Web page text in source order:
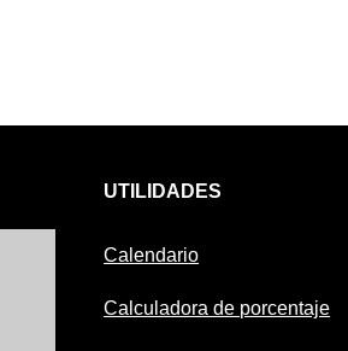
UTILIDADES
Calendario
Calculadora de porcentaje